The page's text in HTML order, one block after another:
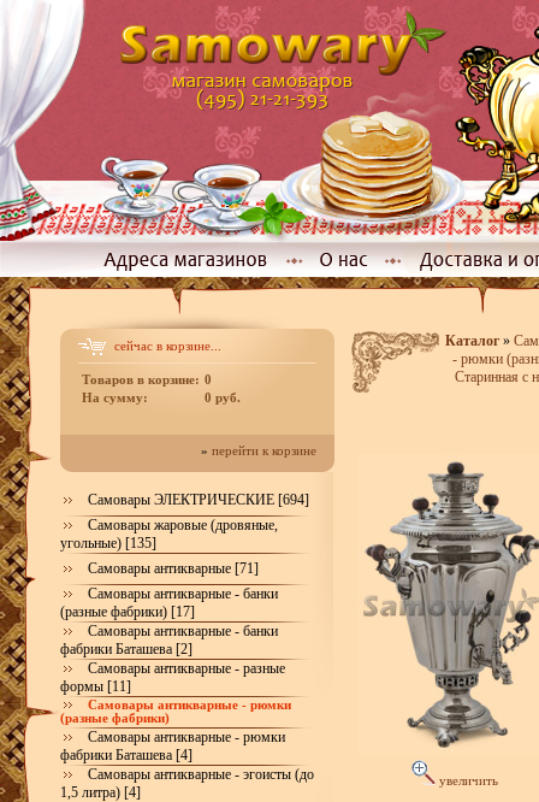
сейчас в корзине...
Товаров в корзине: 0
На сумму:
0 руб.
» перейти к корзине
Самовары ЭЛЕКТРИЧЕСКИЕ [694]
Самовары жаровые (дровяные,
угольные) [135]
Самовары антикварные [71]
Самовары антикварные - банки
(разные фабрики) [17]
Самовары антикварные - банки
фабрики Баташева [2]
Самовары антикварные - разные
формы [11]
Самовары антикварные - рюмки
(разные фабрики)
Самовары антикварные - рюмки
фабрики Баташева [4]
Самовары антикварные - эгоисты (до
1,5 литра) [4]
Каталог»
- рюмки
Старинная с
увеличить